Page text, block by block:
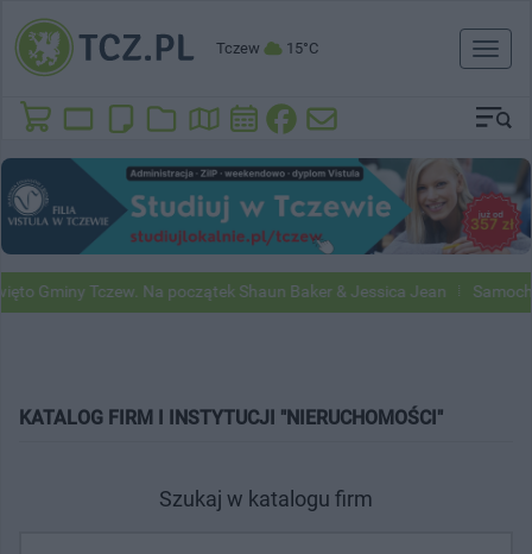
Tczew 15°C
Toggle
Gminy Tczew. Na początek Shaun Baker & Jessica Jean
KATALOG FIRM I INSTYTUCJI "NIERUCHOMOŚCI"
Szukaj w katalogu firm